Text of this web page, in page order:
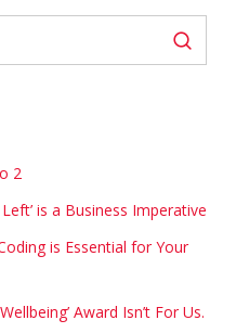
2
is a Business Imperative
is Essential for Your
Award Isn’t For Us.